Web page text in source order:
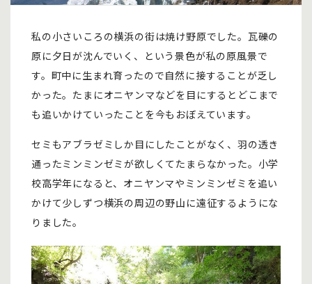
私の小さいころの横浜の街は焼け野原でした。瓦礫の
原に夕日が沈んでいく、という景色が私の原風景で
す。町中に生まれ育ったので自然に接することが乏し
かった。たまにオニヤンマなどを目にするとどこまで
も追いかけていったことを今もおぼえています。
セミもアブラゼミしか目にしたことがなく、羽の透き
通ったミンミンゼミが欲しくてたまらなかった。小学
校高学年になると、オニヤンマやミンミンゼミを追い
かけて少しずつ横浜の周辺の野山に遠征するようにな
りました。